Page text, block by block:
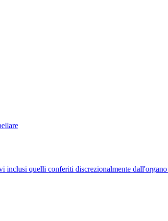
quelli conferiti discrezionalmente